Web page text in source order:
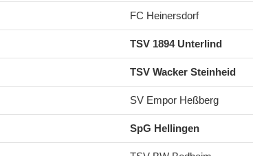
FC Heinersdorf
TSV 1894 Unterlind
TSV Wacker Steinheid
SV Empor Heßberg
SpG Hellingen